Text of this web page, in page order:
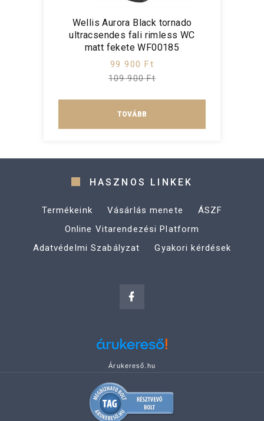
Wellis Aurora Black tornado
ultracsendes fali rimless WC
matt fekete WF00185
99 900 Ft
109 900 Ft
TOVÁBB
HASZNOS LINKEK
Termékeink Vásárlás menete
ÁSZF
Online Vitarendezési Platform
Adatvédelmi Szabályzat
Gyakori kérdések
Árukereső.hu